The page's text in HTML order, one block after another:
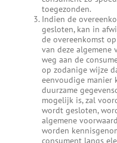
toegezonden.
Indien de
gesloten, kan in
de overeenkomst
van deze algemene
weg aan de
op zodanige wijze
eenvoudige manier
duurzame
mogelijk is, zal
wordt gesloten,
algemene
worden
consument langs